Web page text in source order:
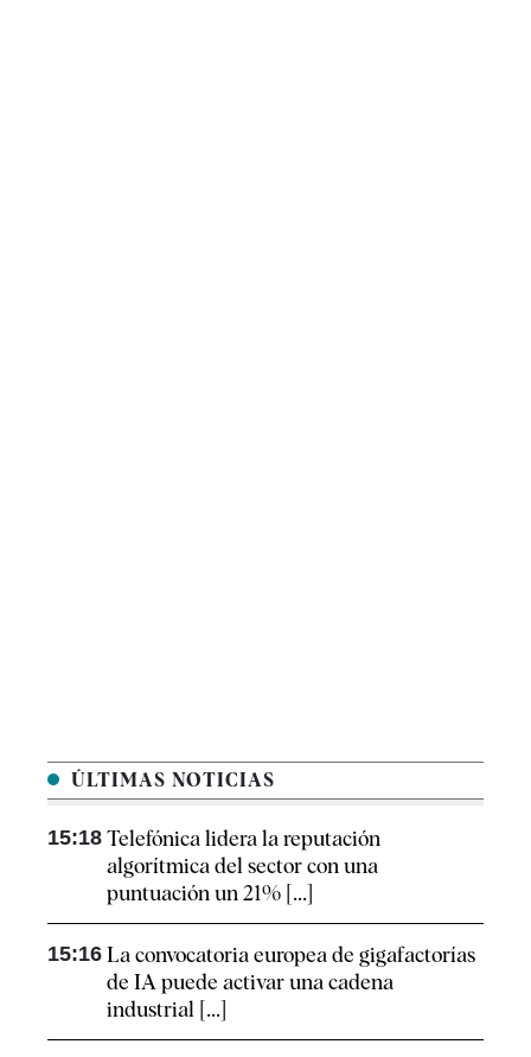
ÚLTIMAS NOTICIAS
15:18 Telefónica lidera la reputación
algorítmica del sector con una
puntuación un 21% [...]
15:16 La convocatoria europea de gigafactorías
de IA puede activar una cadena
industrial [...]